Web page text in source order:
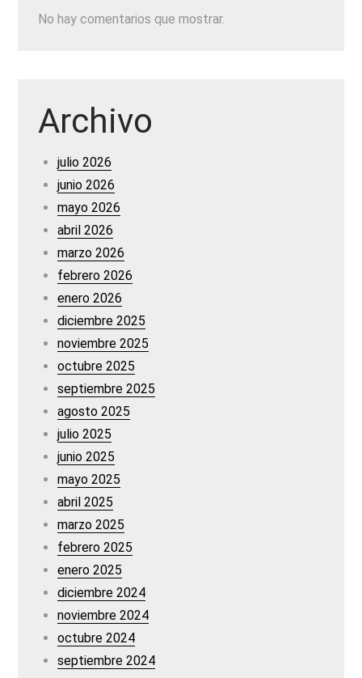
No hay comentarios que mostrar.
Archivo
julio 2026
junio 2026
mayo 2026
abril 2026
marzo 2026
febrero 2026
enero 2026
diciembre 2025
noviembre 2025
octubre 2025
septiembre 2025
agosto 2025
julio 2025
junio 2025
mayo 2025
abril 2025
marzo 2025
febrero 2025
enero 2025
diciembre 2024
noviembre 2024
octubre 2024
septiembre 2024